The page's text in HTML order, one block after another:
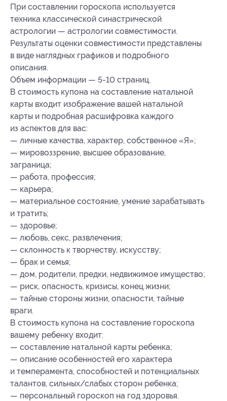
При составлении гороскопа используется
техника классической синастрической
астрологии — астрологии совместимости.
Результаты оценки совместимости представлены
в виде наглядных графиков и подробного
описания.
Объем информации — 5-10 страниц.
В стоимость купона на составление натальной
карты входит изображение вашей натальной
карты и подробная расшифровка каждого
из аспектов для вас:
— личные качества, характер, собственное «Я»;
— мировоззрение, высшее образование,
заграница;
— работа, профессия;
— карьера;
— материальное состояние, умение зарабатывать
и тратить;
— здоровье;
— любовь, секс, развлечения;
— склонность к творчеству, искусству;
— брак и семья;
— дом, родители, предки, недвижимое имущество;
— риск, опасность, кризисы, конец жизни;
— тайные стороны жизни, опасности, тайные
враги.
В стоимость купона на составление гороскопа
вашему ребенку входит:
— составление натальной карты ребенка;
— описание особенностей его характера
и темперамента, способностей и потенциальных
талантов, сильных/слабых сторон ребенка;
— персональный гороскоп на год здоровья.